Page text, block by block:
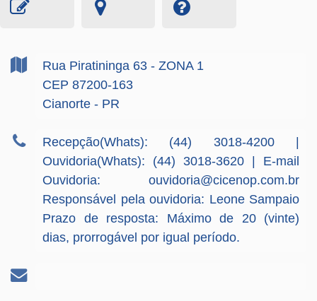
Rua Piratininga 63 - ZONA 1
CEP 87200-163
Cianorte - PR
Recepção(Whats): (44) 3018-4200 |
Ouvidoria(Whats): (44) 3018-3620 | E-mail
Ouvidoria: ouvidoria@cicenop.com.br
Responsável pela ouvidoria: Leone Sampaio
Prazo de resposta: Máximo de 20 (vinte)
dias, prorrogável por igual período.